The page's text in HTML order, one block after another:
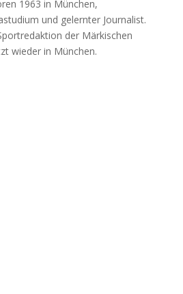
1963 in München,
und gelernter Journalist.
der Märkischen
wieder in München.